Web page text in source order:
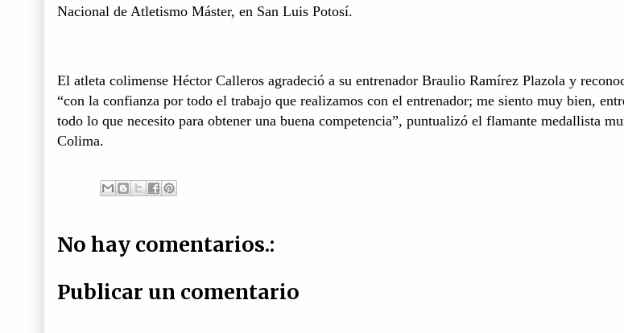
Nacional de Atletismo Máster, en San Luis Potosí.
El atleta colimense Héctor Calleros agradeció a su entrenador Braulio Ramírez Plazola y
“con la confianza por todo el trabajo que realizamos con el entrenador; me siento muy bien,
todo lo que necesito para obtener una buena competencia”, puntualizó el flamante medallista
Colima.
No hay comentarios.:
Publicar un comentario